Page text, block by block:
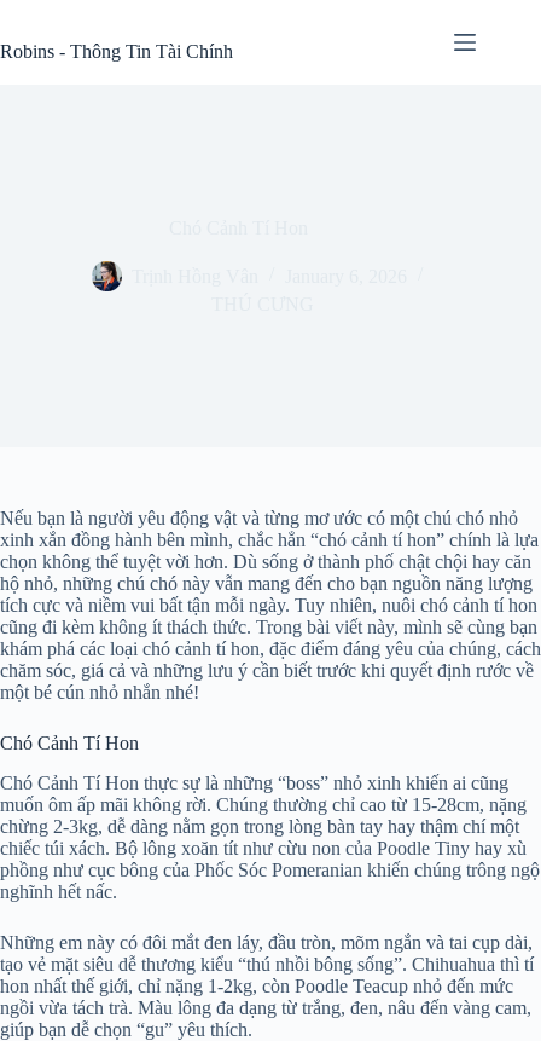
content
Robins - Thông Tin Tài Chính
Nếu bạn là người yêu động vật và từng mơ ước có một chú chó nhỏ
xinh xắn đồng hành bên mình, chắc hẳn “chó cảnh tí hon” chính là lựa
chọn không thể tuyệt vời hơn. Dù sống ở thành phố chật chội hay căn
hộ nhỏ, những chú chó này vẫn mang đến cho bạn nguồn năng lượng
tích cực và niềm vui bất tận mỗi ngày. Tuy nhiên, nuôi chó cảnh tí hon
cũng đi kèm không ít thách thức. Trong bài viết này, mình sẽ cùng bạn
khám phá các loại chó cảnh tí hon, đặc điểm đáng yêu của chúng, cách
chăm sóc, giá cả và những lưu ý cần biết trước khi quyết định rước về
một bé cún nhỏ nhắn nhé!
Chó Cảnh Tí Hon
Chó Cảnh Tí Hon thực sự là những “boss” nhỏ xinh khiến ai cũng
muốn ôm ấp mãi không rời. Chúng thường chỉ cao từ 15-28cm, nặng
chừng 2-3kg, dễ dàng nằm gọn trong lòng bàn tay hay thậm chí một
chiếc túi xách. Bộ lông xoăn tít như cừu non của Poodle Tiny hay xù
phồng như cục bông của Phốc Sóc Pomeranian khiến chúng trông ngộ
nghĩnh hết nấc.
Những em này có đôi mắt đen láy, đầu tròn, mõm ngắn và tai cụp dài,
tạo vẻ mặt siêu dễ thương kiểu “thú nhồi bông sống”. Chihuahua thì tí
hon nhất thế giới, chỉ nặng 1-2kg, còn Poodle Teacup nhỏ đến mức
ngồi vừa tách trà. Màu lông đa dạng từ trắng, đen, nâu đến vàng cam,
giúp bạn dễ chọn “gu” yêu thích.